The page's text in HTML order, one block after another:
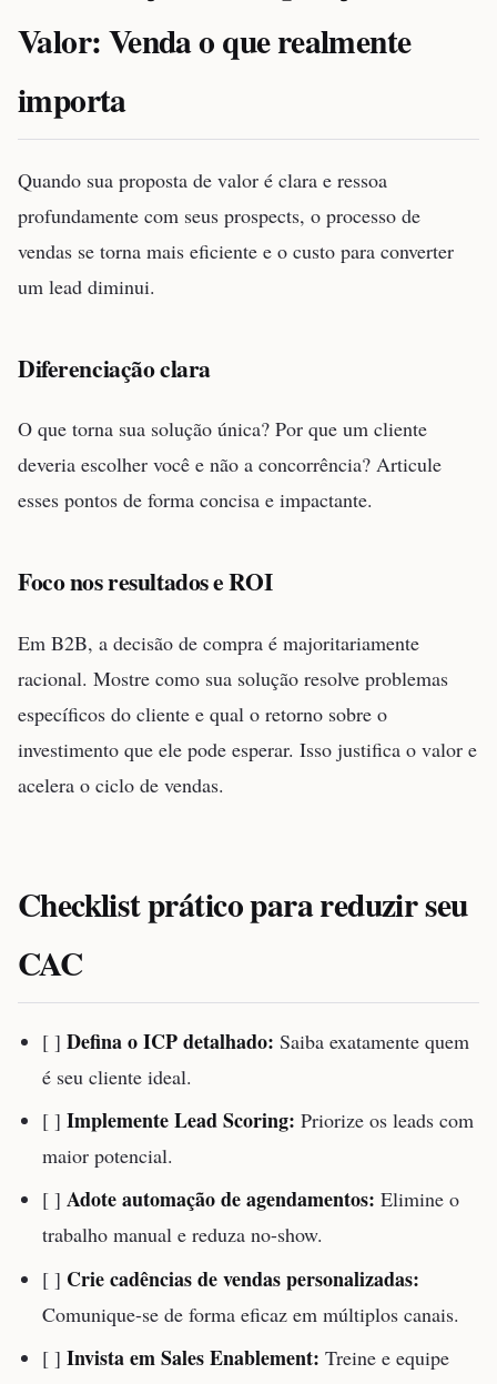
Valor: Venda o que realmente
importa
Quando sua proposta de valor é clara e ressoa
profundamente com seus prospects, o processo de
vendas se torna mais eficiente e o custo para converter
um lead diminui.
Diferenciação clara
O que torna sua solução única? Por que um cliente
deveria escolher você e não a concorrência? Articule
esses pontos de forma concisa e impactante.
Foco nos resultados e ROI
Em B2B, a decisão de compra é majoritariamente
racional. Mostre como sua solução resolve problemas
específicos do cliente e qual o retorno sobre o
investimento que ele pode esperar. Isso justifica o valor e
acelera o ciclo de vendas.
Checklist prático para reduzir seu
CAC
[ ]Defina o ICP detalhado: Saiba exatamente quem
é seu cliente ideal.
[ ]Implemente Lead Scoring: Priorize os leads com
maior potencial.
[ ]Adote automação de agendamentos: Elimine o
trabalho manual e reduza no-show.
[ ] Crie cadências de vendas personalizadas:
Comunique-se de forma eficaz em múltiplos canais.
[ ]Invista em Sales Enablement: Treine e equipe